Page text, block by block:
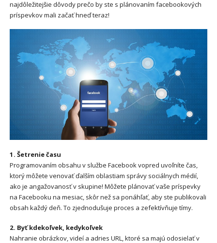
najdôležitejšie dôvody prečo by ste s plánovaním facebookových
príspevkov mali začať hneď teraz!
1. Šetrenie času
Programovaním obsahu v službe Facebook vopred uvoľníte čas,
ktorý môžete venovať ďalším oblastiam správy sociálnych médií,
ako je angažovanosť v skupine! Môžete plánovať vaše príspevky
na Facebooku na mesiac, skôr než sa ponáhľať, aby ste publikovali
obsah každý deň. To zjednodušuje proces a zefektívňuje tímy.
2. Byť kdekoľvek, kedykoľvek
Nahranie obrázkov, videí a adries URL, ktoré sa majú odosielať v